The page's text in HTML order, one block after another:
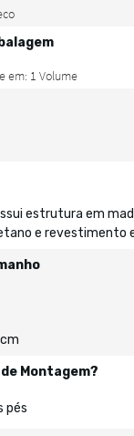
estrutura em
e revestimento
Montagem?
pés